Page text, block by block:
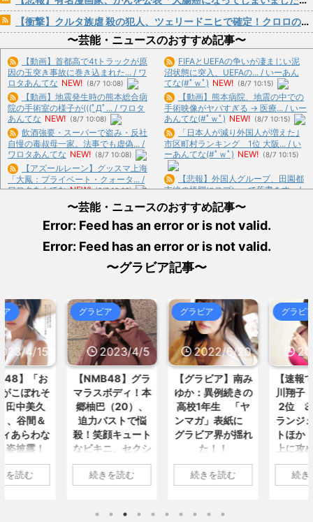
【衝撃】クルタ族虐 殺の犯人、ツェリードニヒで確定！クロロの演劇のせいで2人も無駄死ににwwww
〜芸能・ニュースのおすすめ記事〜
【動画】首都高で4tトラックが原
因の玉突き事故に巻き込まれた... / ワ
ロタあんてな NEW! (8/7 10:08)
【動画】地震発生時の熊本総合病
院の手術室の様子が(((ﾟДﾟ... / ワロタ
あんてな NEW! (8/7 10:08)
飲酒強要・スーパーで盗み・反社
自慢の毒叔母一家。法事でも虚偽... /
ワロタあんてな NEW! (8/7 10:08)
【アズールレーン】グッスマ上海
「大鳳：プライベート・クォータ... /
ワロタあんてな NEW! (8/7 10:08)
【グッスマ出荷情報】ブルーアー
カイブ ねんどろいど「百合園セ... / ワ
ロタあんてな NEW! (8/7 10:08)
ど質問ある？ / おまとめ : おすすめ
【画像あり】東京の街ごとの女の
【謎】広末涼子さんが地上波にス
ピード復帰できる理由、誰にも分... /
おまとめ : おすすめ NEW! (8/7 09:05)
ゲームの「荒らし行為」、その多
くは”誤解”と”自警行為”の連... / おま
とめ : おすすめ
NEW! (8/7 08:34)
友達「お前の彼女ブッサイク過ぎ
やろｗｗ」ワイ「だよなｗｗｗさ... /
おまとめ : おすすめ NEW! (8/7 08:07)
【信長の野望・新生】米問屋をど
ういう時にどこに建てるのかわか... /
(8/29 00:02)
安倍国葬たったの2.5億円に批判
FIFAとUEFAの争いが凄まじい泥
沼状態に突入、UEFAの... / いーあん
てな(#ﾟｗﾟ) NEW! (8/7 10:15)
【動画】熊本病院、地震の中での
手術映像がヤバすぎる → 医療... / いー
あんてな(#ﾟｗﾟ) NEW! (8/7 10:15)
「日本人が減り外国人が増えた｣
市区町村ランキング 1位 大阪... / い
ーあんてな(#ﾟｗﾟ) NEW! (8/7 10:15)
【悲報】外国人グループ、田園都
市線の橋脚にスプレーで落書きす... /
いーあんてな(#ﾟｗﾟ)
10:15)
「高市早苗はどんだけ自己顕示欲
いーあんてな(#ﾟｗﾟ) NEW!
広末涼子さんが地上波にスピード
09:53)
きゃりーぱみゅぱみゅ、本名をさ
らりと告白 芸名の由来も明かす /
5chまとめMAP(総合)
NEW!
09:21)
【動画】
2万回 続編の望みが完
全に絶たれた不遇の名作6選 / 5chま
とめMAP(総合)
NEW! (8/7 09:15)
韓国人「韓国人の日本への好感度
が最高記録を達成した理由」 / 5chま
とめMAP(総合) NEW! (8/7 09:13)
米、10kg5,000円ｗｗｗｗｗｗ /
5chまとめMAP(総合)
(8/7
海外「日本よ、お前がナンバーワ
ンだ」 熊本地震直後の日本の対... / に
【画像】おまえらこういう地雷系
〜芸能・ニュースのおすすめ記事〜
Error: Feed has an error or is not valid.
Error: Feed has an error or is not valid.
〜グラビア記事〜
グラビア
2023/4/5
【NMB48】グラ
マラスボディ！本
郷柚巴（20）、
迫力バストで悩
殺！笑顔キュート
なビキニ、セクシ
ーニット、ランジ
ェリー姿披露
グラビア
2022/6/20
【グラビア】南み
ゆか：異例続きの
高校1年生 「ヤ
ンマガ」表紙に
グラビア界が揺れ
た！！
1: 名無しさん
2022/06/20(月)
グラビア
2022/6/18
【速報です!!!】中
川翔子「写真集」
2位 8キロ減の
ランジェリーカッ
トほか「今まで以
上に攻めた」過去
最高に色っぽ
い“しょこたん”満
1: 名無しさん